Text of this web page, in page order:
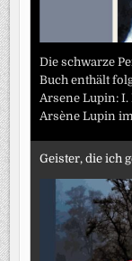
Die schwarze
Buch enthält
Arsene Lupin:
Arsène Lupin
Geister, die ich